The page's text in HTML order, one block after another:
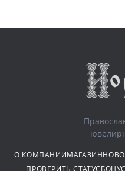
О КОМПАНИИМАГАЗИН